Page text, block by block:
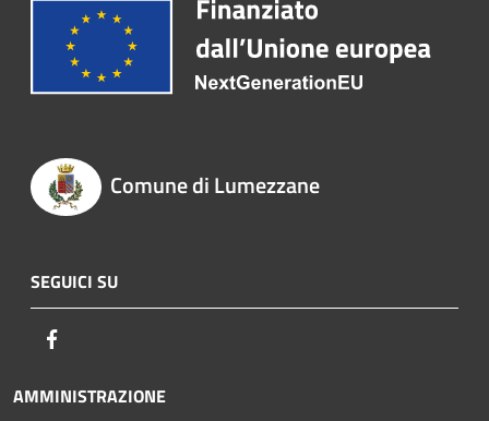
Comune di Lumezzane
SEGUICI SU
AMMINISTRAZIONE